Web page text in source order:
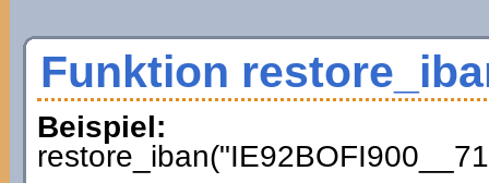
Funktion
Beispiel: